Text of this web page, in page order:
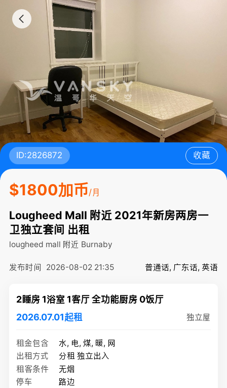
ID:2826872 收藏
$1800加币/月
Lougheed Mall 附近 2021年新房两房一
卫独立套间 出租
lougheed mall 附近 Burnaby
发布时间 2026-08-02 21:35 普通话, 广东话, 英语
2睡房 1浴室 1客厅 全功能厨房 0饭厅
2026.07.01起租
独立屋
租金包含
水, 电, 煤, 暖, 网
出租方式
分租 独立出入
租客条件
无烟
停车
路边